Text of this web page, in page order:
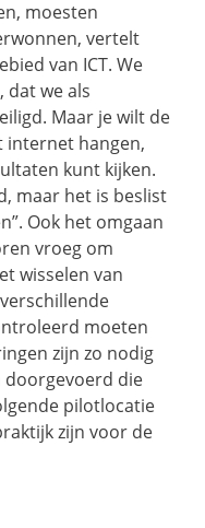
moesten
vertelt
van ICT. We
dat we als
Maar je wilt de
internet hangen,
kunt kijken.
maar het is beslist
Ook het omgaan
vroeg om
wisselen van
moeten
zijn zo nodig
doorgevoerd die
pilotlocatie
zijn voor de